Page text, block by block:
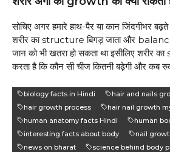
सोचिए अगर हमारे हाथ-पैर या कान जिंदगीभर बढ़ते
शरीर का structure बिगड़ जाता और
जान को भी खतरा हो सकता था इसीलिए शरीर
करता है कि कौन सी चीज कितनी बढ़ेगी और कब
biology facts in Hindi
hair and nails
hair growth process
hair nail growth
human anatomy facts Hindi
human
interesting facts about body
nail
news on bharat
science behind body